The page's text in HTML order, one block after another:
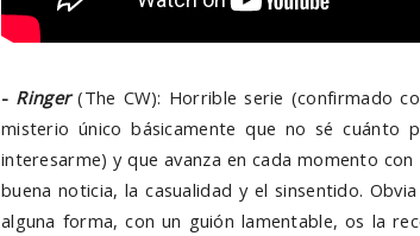
- Ringer(The CW): Horrible serie (confirmado
misterio único básicamente que no sé cuánto
interesarme) y que avanza en cada momento
buena noticia, la casualidad y el sinsentido.
alguna forma, con un guión lamentable, os la